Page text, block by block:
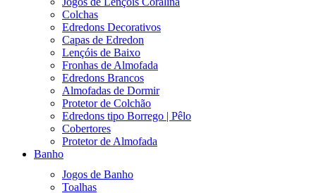
Colchas
Edredons Decorativos
Capas de Edredon
Lençóis de Baixo
Fronhas de Almofada
Edredons Brancos
Almofadas de Dormir
Protetor de Colchão
Edredons tipo Borrego | Pêlo
Cobertores
Protetor de Almofada
Banho
Jogos de Banho
Toalhas